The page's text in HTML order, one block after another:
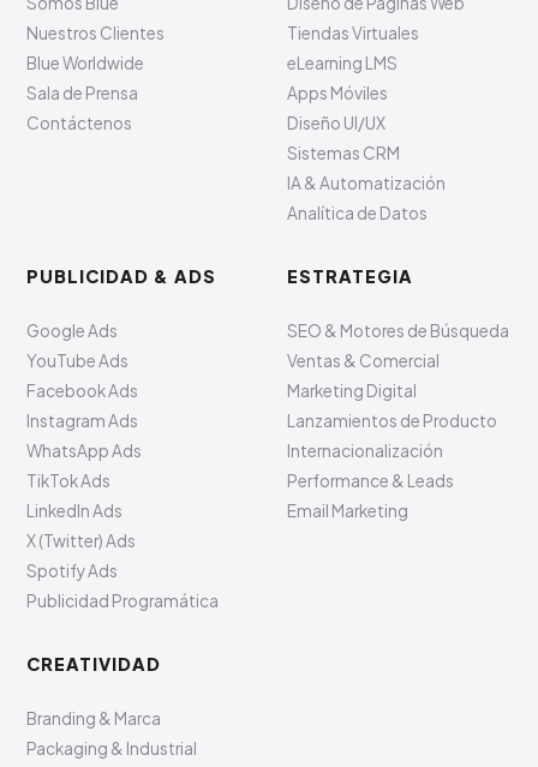
Nuestros Clientes
Blue Worldwide
Sala de Prensa
Contáctenos
Tiendas Virtuales
eLearning LMS
Apps Móviles
Diseño UI/UX
Sistemas CRM
IA & Automatización
Analítica de Datos
PUBLICIDAD & ADS
Google Ads
YouTube Ads
Facebook Ads
Instagram Ads
WhatsApp Ads
TikTok Ads
LinkedIn Ads
X (Twitter) Ads
Spotify Ads
Publicidad Programática
ESTRATEGIA
SEO & Motores de Búsqueda
Ventas & Comercial
Marketing Digital
Lanzamientos de Producto
Internacionalización
Performance & Leads
Email Marketing
CREATIVIDAD
Branding & Marca
Packaging & Industrial